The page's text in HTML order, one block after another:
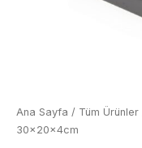
Ana Sayfa / Tüm Ürünler
30x20x4cm